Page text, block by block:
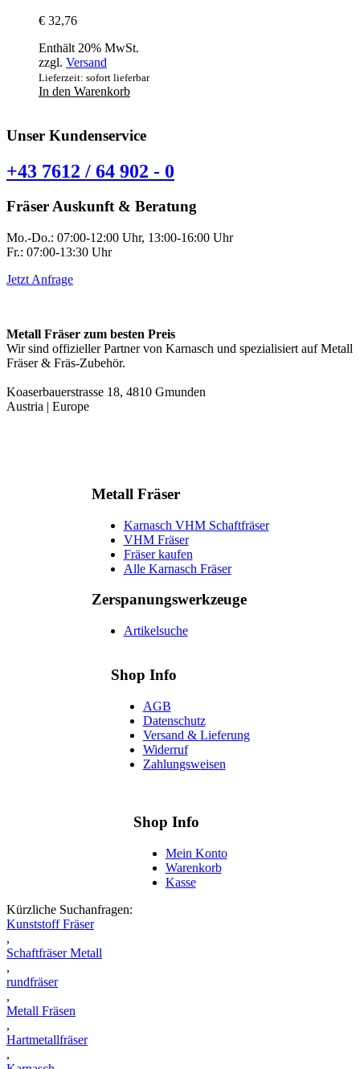
€ 32,76
Enthält 20% MwSt.
zzgl. Versand
Lieferzeit: sofort lieferbar
In den Warenkorb
Unser Kundenservice
+43 7612 / 64 902 - 0
Fräser Auskunft & Beratung
Mo.-Do.: 07:00-12:00 Uhr, 13:00-16:00 Uhr
Fr.: 07:00-13:30 Uhr
Jetzt Anfrage
Metall Fräser zum besten Preis
Wir sind offizieller Partner von Karnasch und spezialisiert auf Metall
Fräser & Fräs-Zubehör.
Koaserbauerstrasse 18, 4810 Gmunden
Austria | Europe
Metall Fräser
Karnasch VHM Schaftfräser
VHM Fräser
Fräser kaufen
Alle Karnasch Fräser
Zerspanungs­werkzeuge
Artikelsuche
Shop Info
AGB
Datenschutz
Versand & Lieferung
Widerruf
Zahlungsweisen
Shop Info
Mein Konto
Warenkorb
Kasse
Kürzliche Suchanfragen:
Kunststoff Fräser
,
Schaftfräser Metall
,
rundfräser
,
Metall Fräsen
,
Hartmetallfräser
,